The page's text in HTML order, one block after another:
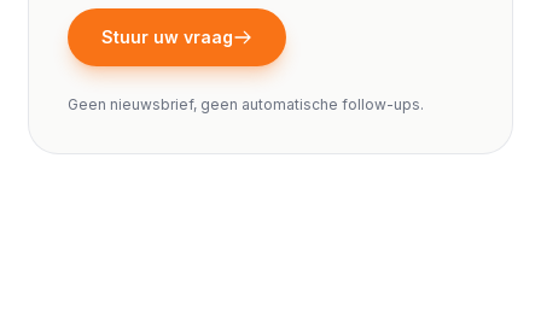
Stuur uw vraag
Geen nieuwsbrief, geen automatische follow-ups.